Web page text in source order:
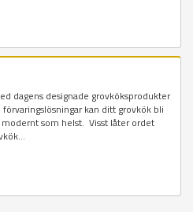
dagens designade grovköksprodukter
förvaringslösningar kan ditt grovkök bli
som helst. Visst låter ordet